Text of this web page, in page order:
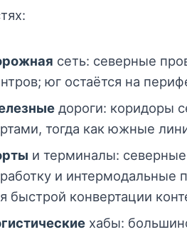
сеть: северные
юг остаётся на
дороги: коридоры
тогда как южные
и терминалы:
и
быстрой конвертации
хабы: